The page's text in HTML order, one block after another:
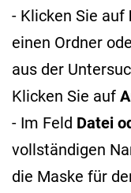
- Klicken Sie auf
einen Ordner
aus der
Klicken Sie auf
- Im Feld Datei
vollständigen
die Maske für